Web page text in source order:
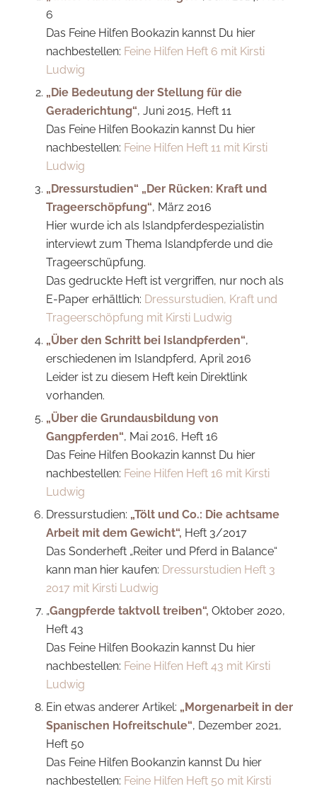
6
Das Feine Hilfen Bookazin kannst Du hier
nachbestellen: Feine Hilfen Heft 6 mit Kirsti
Ludwig
„Die Bedeutung der Stellung für die
Geraderichtung“, Juni 2015, Heft 11
Das Feine Hilfen Bookazin kannst Du hier
nachbestellen: Feine Hilfen Heft 11 mit Kirsti
Ludwig
„Dressurstudien“ „Der Rücken: Kraft und
Trageerschöpfung“, März 2016
Hier wurde ich als Islandpferdespezialistin
interviewt zum Thema Islandpferde und die
Trageerschüpfung.
Das gedruckte Heft ist vergriffen, nur noch als
E-Paper erhältlich: Dressurstudien, Kraft und
Trageerschöpfung mit Kirsti Ludwig
„Über den Schritt bei Islandpferden“,
erschiedenen im Islandpferd, April 2016
Leider ist zu diesem Heft kein Direktlink
vorhanden.
„Über die Grundausbildung von
Gangpferden“, Mai 2016, Heft 16
Das Feine Hilfen Bookazin kannst Du hier
nachbestellen: Feine Hilfen Heft 16 mit Kirsti
Ludwig
Dressurstudien: „Tölt und Co.: Die achtsame
Arbeit mit dem Gewicht“, Heft 3/2017
Das Sonderheft „Reiter und Pferd in Balance“
kann man hier kaufen: Dressurstudien Heft 3
2017 mit Kirsti Ludwig
„Gangpferde taktvoll treiben“, Oktober 2020,
Heft 43
Das Feine Hilfen Bookazin kannst Du hier
nachbestellen: Feine Hilfen Heft 43 mit Kirsti
Ludwig
Ein etwas anderer Artikel: „Morgenarbeit in der
Spanischen Hofreitschule“, Dezember 2021,
Heft 50
Das Feine Hilfen Bookanzin kannst Du hier
nachbestellen: Feine Hilfen Heft 50 mit Kirsti